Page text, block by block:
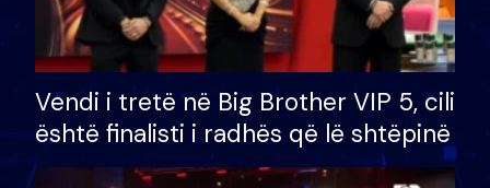
Vendi i tretë në Big Brother VIP 5, cili
është finalisti i radhës që lë shtëpinë